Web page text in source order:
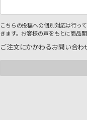
こちらの投稿への個別対応は行っ
きます。お客様の声をもとに商品
ご注文にかかわるお問い合わ